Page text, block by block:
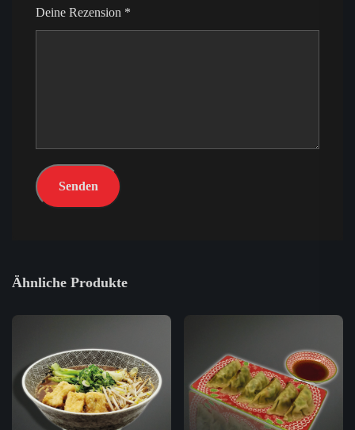
Deine Rezension *
Ähnliche Produkte